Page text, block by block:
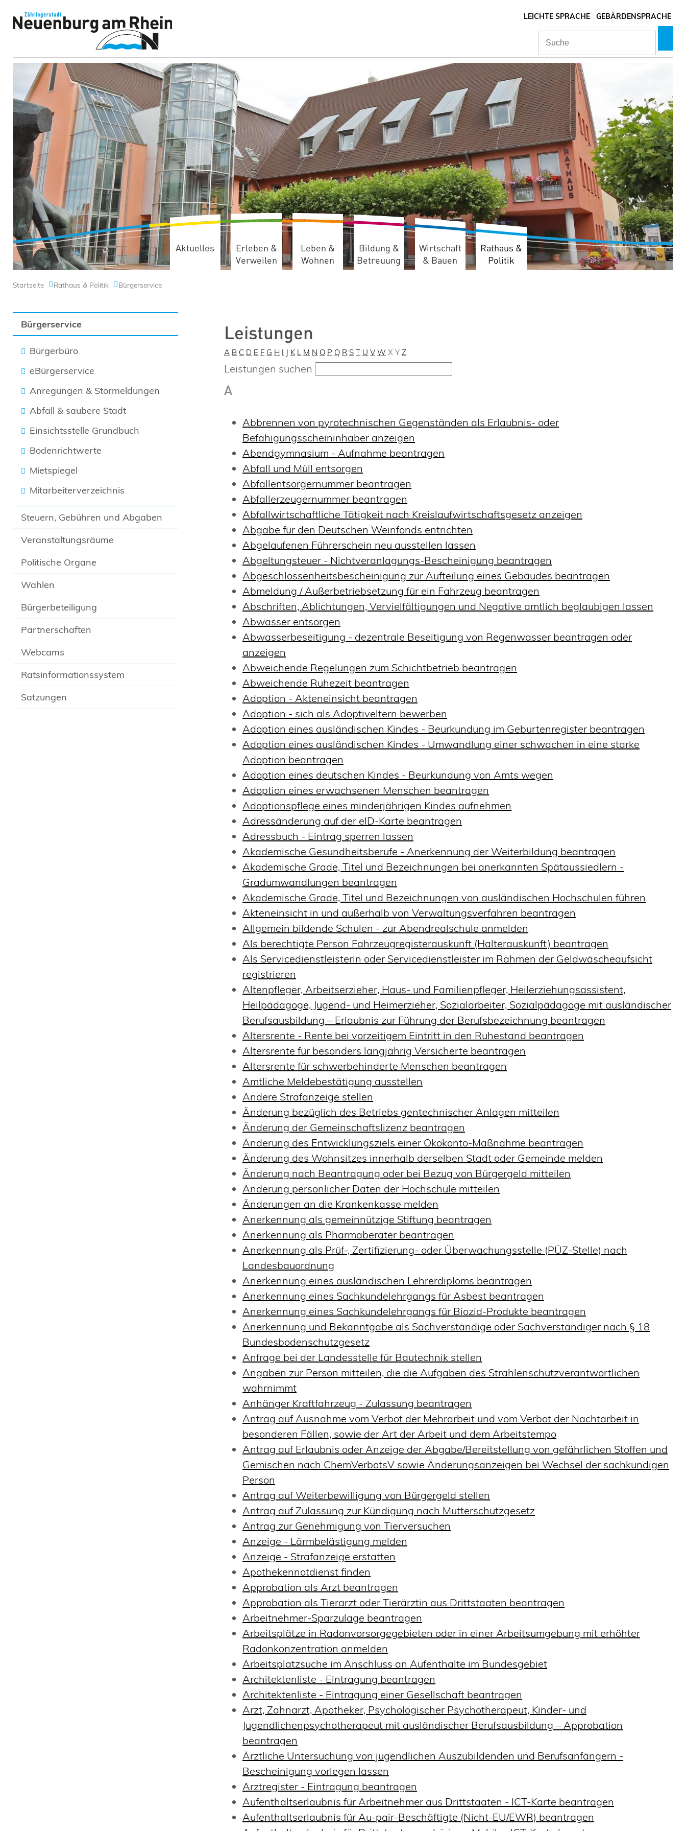
LEICHTE SPRACHE GEBÄRDENSPRACHE
Aktuelles
Erleben &
Verweilen
Leben &
Wohnen
Bildung &
Betreuung
Wirtschaft
& Bauen
Rathaus &
Politik
Startseite Rathaus & Politik Bürgerservice
Bürgerservice
Bürgerbüro
eBürgerservice
Anregungen & Störmeldungen
Abfall & saubere Stadt
Einsichtsstelle Grundbuch
Bodenrichtwerte
Mietspiegel
Mitarbeiterverzeichnis
Steuern, Gebühren und Abgaben
Veranstaltungsräume
Politische Organe
Wahlen
Bürgerbeteiligung
Partnerschaften
Webcams
Ratsinformationssystem
Satzungen
Leistungen
A B C D E F G H I J K L M N O P Q R S T U V W X Y Z
Leistungen suchen
A
Abbrennen von pyrotechnischen Gegenständen als Erlaubnis- oder
Befähigungsscheininhaber anzeigen
Abendgymnasium - Aufnahme beantragen
Abfall und Müll entsorgen
Abfallentsorgernummer beantragen
Abfallerzeugernummer beantragen
Abfallwirtschaftliche Tätigkeit nach Kreislaufwirtschaftsgesetz anzeigen
Abgabe für den Deutschen Weinfonds entrichten
Abgelaufenen Führerschein neu ausstellen lassen
Abgeltungsteuer - Nichtveranlagungs-Bescheinigung beantragen
Abgeschlossenheitsbescheinigung zur Aufteilung eines Gebäudes beantragen
Abmeldung / Außerbetriebsetzung für ein Fahrzeug beantragen
Abschriften, Ablichtungen, Vervielfältigungen und Negative amtlich beglaubigen lassen
Abwasser entsorgen
Abwasserbeseitigung - dezentrale Beseitigung von Regenwasser beantragen oder
anzeigen
Abweichende Regelungen zum Schichtbetrieb beantragen
Abweichende Ruhezeit beantragen
Adoption - Akteneinsicht beantragen
Adoption - sich als Adoptiveltern bewerben
Adoption eines ausländischen Kindes - Beurkundung im Geburtenregister beantragen
Adoption eines ausländischen Kindes - Umwandlung einer schwachen in eine starke
Adoption beantragen
Adoption eines deutschen Kindes - Beurkundung von Amts wegen
Adoption eines erwachsenen Menschen beantragen
Adoptionspflege eines minderjährigen Kindes aufnehmen
Adressänderung auf der eID-Karte beantragen
Adressbuch - Eintrag sperren lassen
Akademische Gesundheitsberufe - Anerkennung der Weiterbildung beantragen
Akademische Grade, Titel und Bezeichnungen bei anerkannten Spätaussiedlern -
Gradumwandlungen beantragen
Akademische Grade, Titel und Bezeichnungen von ausländischen Hochschulen führen
Akteneinsicht in und außerhalb von Verwaltungsverfahren beantragen
Allgemein bildende Schulen - zur Abendrealschule anmelden
Als berechtigte Person Fahrzeugregisterauskunft (Halterauskunft) beantragen
Als Servicedienstleisterin oder Servicedienstleister im Rahmen der Geldwäscheaufsicht
registrieren
Altenpfleger, Arbeitserzieher, Haus- und Familienpfleger, Heilerziehungsassistent,
Heilpädagoge, Jugend- und Heimerzieher, Sozialarbeiter, Sozialpädagoge mit ausländischer
Berufsausbildung – Erlaubnis zur Führung der Berufsbezeichnung beantragen
Altersrente - Rente bei vorzeitigem Eintritt in den Ruhestand beantragen
Altersrente für besonders langjährig Versicherte beantragen
Altersrente für schwerbehinderte Menschen beantragen
Amtliche Meldebestätigung ausstellen
Andere Strafanzeige stellen
Änderung bezüglich des Betriebs gentechnischer Anlagen mitteilen
Änderung der Gemeinschaftslizenz beantragen
Änderung des Entwicklungsziels einer Ökokonto-Maßnahme beantragen
Änderung des Wohnsitzes innerhalb derselben Stadt oder Gemeinde melden
Änderung nach Beantragung oder bei Bezug von Bürgergeld mitteilen
Änderung persönlicher Daten der Hochschule mitteilen
Änderungen an die Krankenkasse melden
Anerkennung als gemeinnützige Stiftung beantragen
Anerkennung als Pharmaberater beantragen
Anerkennung als Prüf-, Zertifizierung- oder Überwachungsstelle (PÜZ-Stelle) nach
Landesbauordnung
Anerkennung eines ausländischen Lehrerdiploms beantragen
Anerkennung eines Sachkundelehrgangs für Asbest beantragen
Anerkennung eines Sachkundelehrgangs für Biozid-Produkte beantragen
Anerkennung und Bekanntgabe als Sachverständige oder Sachverständiger nach § 18
Bundesbodenschutzgesetz
Anfrage bei der Landesstelle für Bautechnik stellen
Angaben zur Person mitteilen, die die Aufgaben des Strahlenschutzverantwortlichen
wahrnimmt
Anhänger Kraftfahrzeug - Zulassung beantragen
Antrag auf Ausnahme vom Verbot der Mehrarbeit und vom Verbot der Nachtarbeit in
besonderen Fällen, sowie der Art der Arbeit und dem Arbeitstempo
Antrag auf Erlaubnis oder Anzeige der Abgabe/Bereitstellung von gefährlichen Stoffen und
Gemischen nach ChemVerbotsV sowie Änderungsanzeigen bei Wechsel der sachkundigen
Person
Antrag auf Weiterbewilligung von Bürgergeld stellen
Antrag auf Zulassung zur Kündigung nach Mutterschutzgesetz
Antrag zur Genehmigung von Tierversuchen
Anzeige - Lärmbelästigung melden
Anzeige - Strafanzeige erstatten
Apothekennotdienst finden
Approbation als Arzt beantragen
Approbation als Tierarzt oder Tierärztin aus Drittstaaten beantragen
Arbeitnehmer-Sparzulage beantragen
Arbeitsplätze in Radonvorsorgegebieten oder in einer Arbeitsumgebung mit erhöhter
Radonkonzentration anmelden
Arbeitsplatzsuche im Anschluss an Aufenthalte im Bundesgebiet
Architektenliste - Eintragung beantragen
Architektenliste - Eintragung einer Gesellschaft beantragen
Arzt, Zahnarzt, Apotheker, Psychologischer Psychotherapeut, Kinder- und
Jugendlichenpsychotherapeut mit ausländischer Berufsausbildung – Approbation
beantragen
Ärztliche Untersuchung von jugendlichen Auszubildenden und Berufsanfängern -
Bescheinigung vorlegen lassen
Arztregister - Eintragung beantragen
Aufenthaltserlaubnis für Arbeitnehmer aus Drittstaaten - ICT-Karte beantragen
Aufenthaltserlaubnis für Au-pair-Beschäftigte (Nicht-EU/EWR) beantragen